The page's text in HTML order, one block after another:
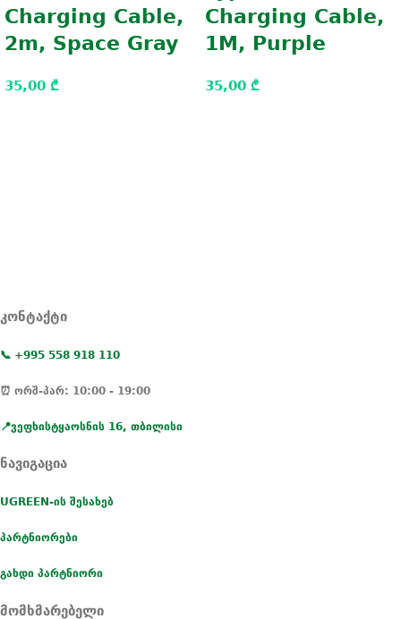
Charging Cable,
2m, Space Gray
35,00 ₾
Charging Cable,
1M, Purple
35,00 ₾
კონტაქტი
📞 +995 558 918 110
⏰ ორშ-პარ: 10:00 - 19:00
📍ვეფხისტყაოსნის 16, თბილისი
ნავიგაცია
UGREEN-ის შესახებ
პარტნიორები
გახდი პარტნიორი
მომხმარებელი